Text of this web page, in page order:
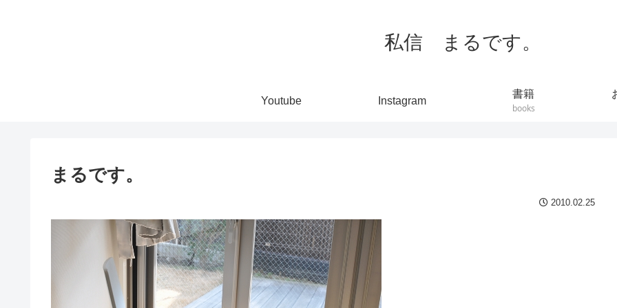
私信 まるです。
Youtube Instagram
書籍
books
まるです。
2010.02.25